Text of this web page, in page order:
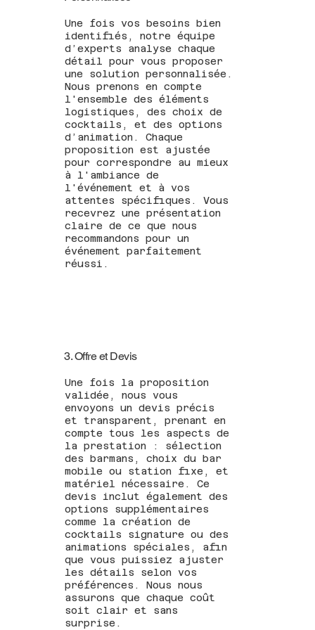
Une fois vos besoins bien
identifiés, notre équipe
d’experts analyse chaque
détail pour vous proposer
une solution personnalisée.
Nous prenons en compte
l'ensemble des éléments
logistiques, des choix de
cocktails, et des options
d’animation. Chaque
proposition est ajustée
pour correspondre au mieux
à l'ambiance de
l'événement et à vos
attentes spécifiques. Vous
recevrez une présentation
claire de ce que nous
recommandons pour un
événement parfaitement
réussi.
3. Offre et Devis
Une fois la proposition
validée, nous vous
envoyons un devis précis
et transparent, prenant en
compte tous les aspects de
la prestation : sélection
des barmans, choix du bar
mobile ou station fixe, et
matériel nécessaire. Ce
devis inclut également des
options supplémentaires
comme la création de
cocktails signature ou des
animations spéciales, afin
que vous puissiez ajuster
les détails selon vos
préférences. Nous nous
assurons que chaque coût
soit clair et sans
surprise.